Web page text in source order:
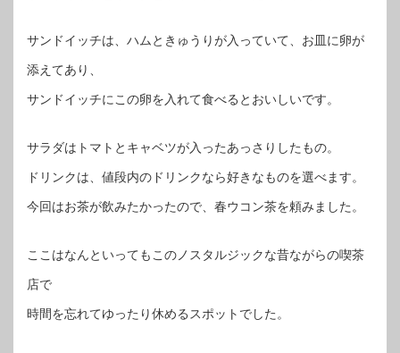
サンドイッチは、ハムときゅうりが入っていて、お皿に卵が
添えてあり、
サンドイッチにこの卵を入れて食べるとおいしいです。
サラダはトマトとキャベツが入ったあっさりしたもの。
ドリンクは、値段内のドリンクなら好きなものを選べます。
今回はお茶が飲みたかったので、春ウコン茶を頼みました。
ここはなんといってもこのノスタルジックな昔ながらの喫茶
店で
時間を忘れてゆったり休めるスポットでした。